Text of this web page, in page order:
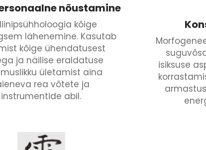
nõustamine
kõige
lähenemine. Kasutab
kõige ühendatusest
ja näilise eraldatuse
ületamist aina
rea võtete ja
instrumentide abil.
isiksuse